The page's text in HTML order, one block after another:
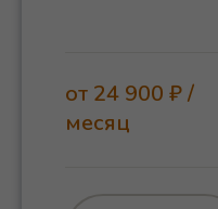
от 24 900 ₽ /
месяц